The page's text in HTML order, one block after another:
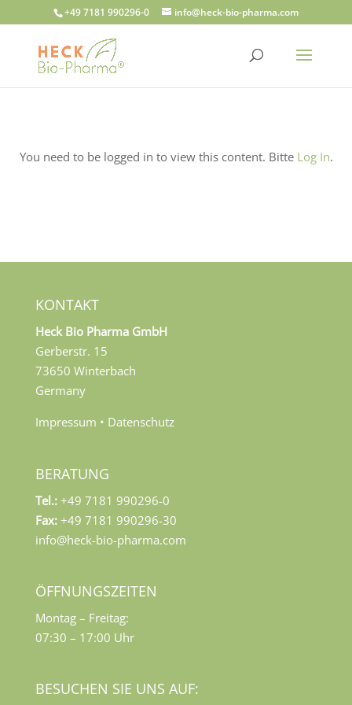
+49 7181 990296-0 info@heck-bio-pharma.com
You need to be logged in to view this content. Bitte Log In.
KONTAKT
Heck Bio Pharma GmbH
Gerberstr. 15
73650 Winterbach
Germany
Impressum • Datenschutz
BERATUNG
Tel.: +49 7181 990296-0
Fax:+49 7181 990296-30
info@heck-bio-pharma.com
ÖFFNUNGSZEITEN
Montag – Freitag:
07:30 – 17:00 Uhr
BESUCHEN SIE UNS AUF: